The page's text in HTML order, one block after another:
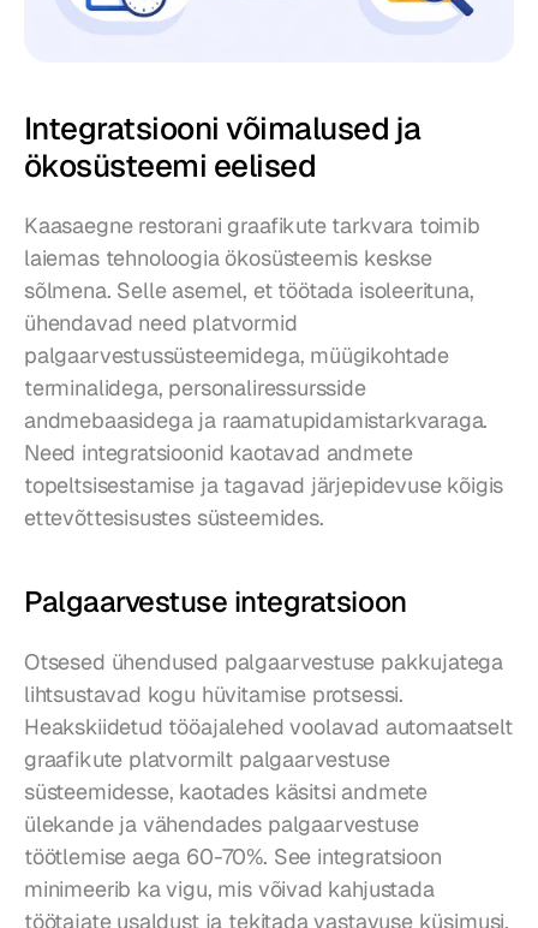
Integratsiooni võimalused ja
ökosüsteemi eelised
Kaasaegne restorani graafikute tarkvara toimib
laiemas tehnoloogia ökosüsteemis keskse
sõlmena. Selle asemel, et töötada isoleerituna,
ühendavad need platvormid
palgaarvestussüsteemidega, müügikohtade
terminalidega, personaliressursside
andmebaasidega ja raamatupidamistarkvaraga.
Need integratsioonid kaotavad andmete
topeltsisestamise ja tagavad järjepidevuse kõigis
ettevõttesisustes süsteemides.
Palgaarvestuse integratsioon
Otsesed ühendused palgaarvestuse pakkujatega
lihtsustavad kogu hüvitamise protsessi.
Heakskiidetud tööajalehed voolavad automaatselt
graafikute platvormilt palgaarvestuse
süsteemidesse, kaotades käsitsi andmete
ülekande ja vähendades palgaarvestuse
töötlemise aega 60-70%. See integratsioon
minimeerib ka vigu, mis võivad kahjustada
töötajate usaldust ja tekitada vastavuse küsimusi.